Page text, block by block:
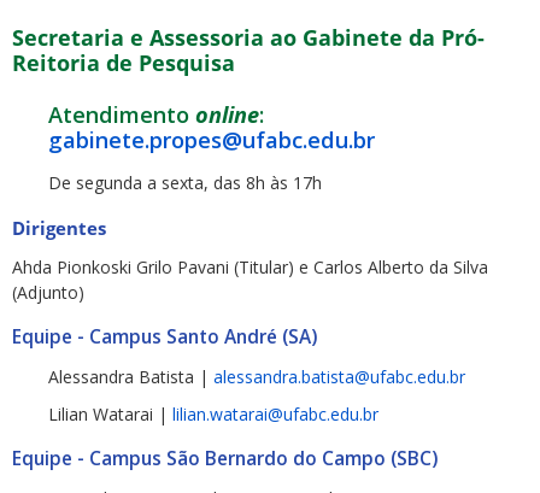
Secretaria e Assessoria ao Gabinete da Pró-
Reitoria de Pesquisa
Atendimento online:
gabinete.propes@ufabc.edu.br
De segunda a sexta, das 8h às 17h
Dirigentes
Ahda Pionkoski Grilo Pavani (Titular) e Carlos Alberto da Silva
(Adjunto)
Equipe - Campus Santo André (SA)
Alessandra Batista | alessandra.batista@ufabc.edu.br
Lilian Watarai | lilian.watarai@ufabc.edu.br
Equipe - Campus São Bernardo do Campo (SBC)